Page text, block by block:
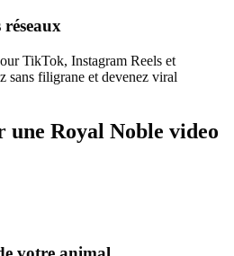
TikTok, Instagram Reels et
sans filigrane et devenez viral
une Royal Noble video